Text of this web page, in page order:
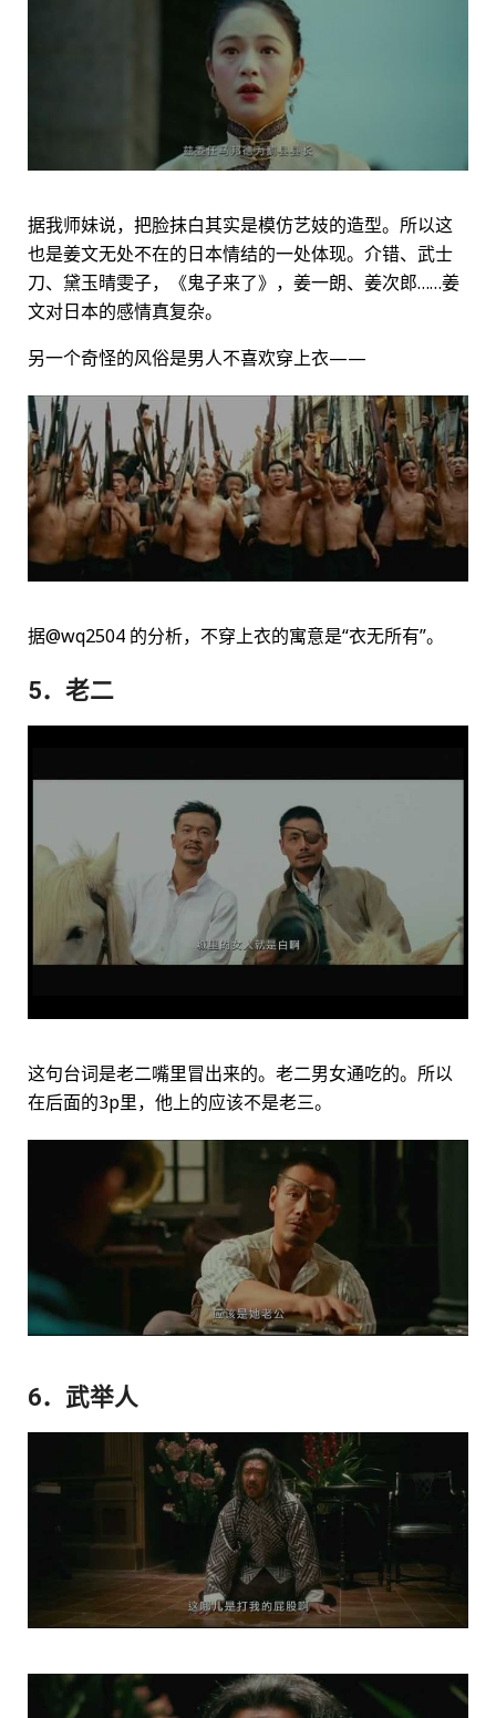
据我师妹说，把脸抹白其实是模仿艺妓的造型。所以这
也是姜文无处不在的日本情结的一处体现。介错、武士
刀、黛玉晴雯子，《鬼子来了》，姜一朗、姜次郎……姜
文对日本的感情真复杂。
另一个奇怪的风俗是男人不喜欢穿上衣——
据@wq2504 的分析，不穿上衣的寓意是“衣无所有”。
5．老二
这句台词是老二嘴里冒出来的。老二男女通吃的。所以
在后面的3p里，他上的应该不是老三。
6．武举人